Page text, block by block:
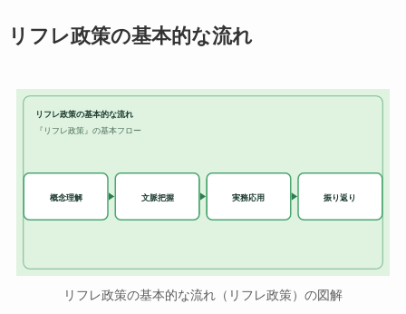
リフレ政策の基本的な流れ
リフレ政策の基本的な流れ
『リフレ政策』の基本フロー
概念理解 文脈把握 実務応用 振り返り
リフレ政策の基本的な流れ（リフレ政策）の図解